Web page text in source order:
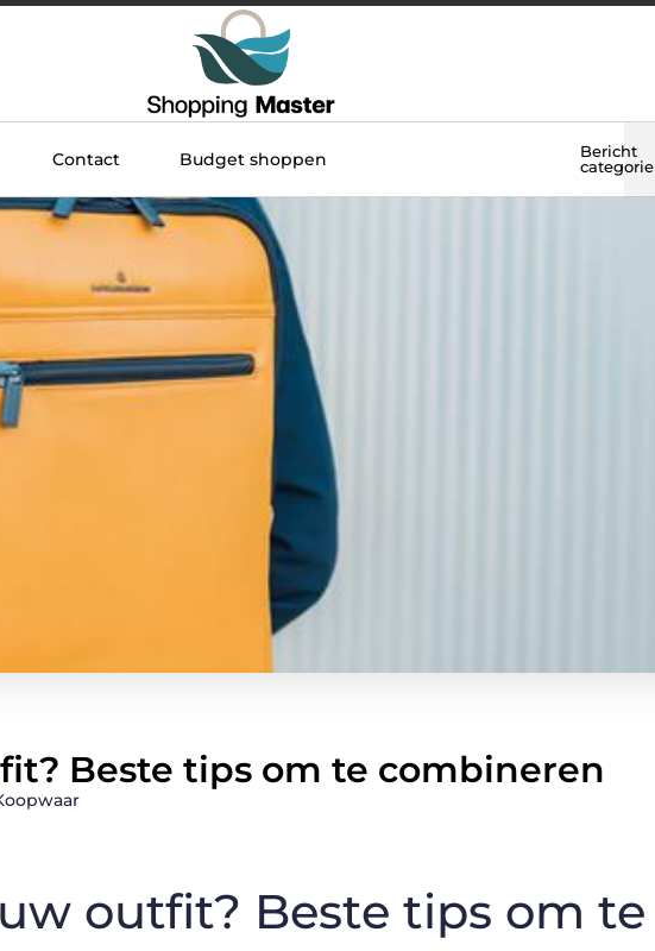
Contact Budget shoppen
Bericht
categorie
Beste tips om te combineren
outfit? Beste tips om te